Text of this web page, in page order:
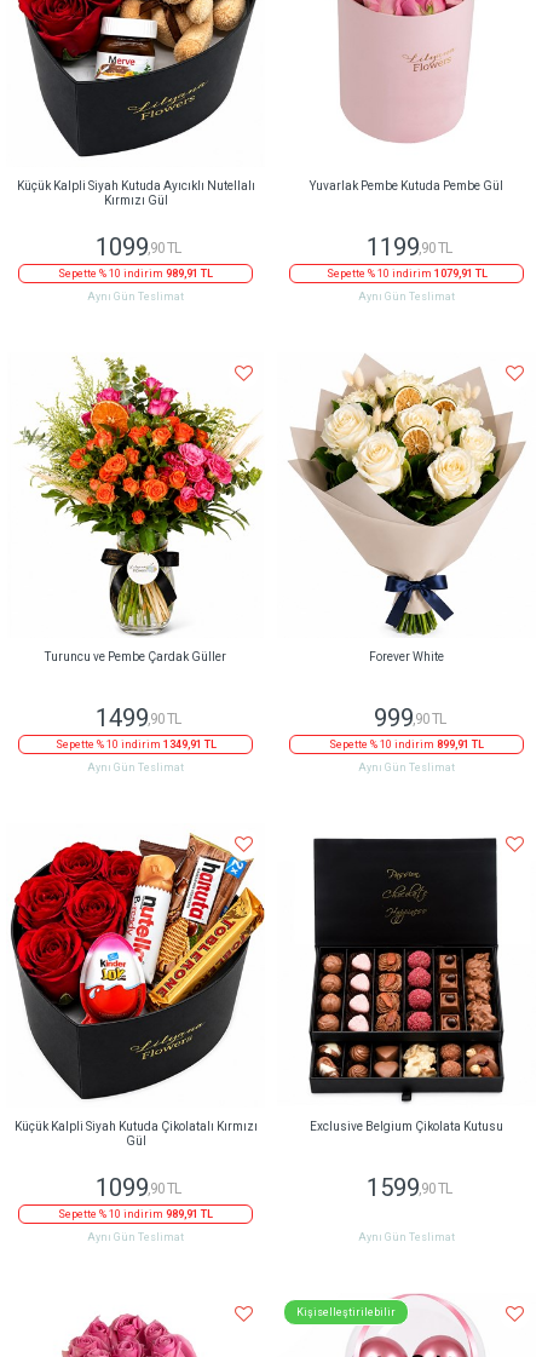
Küçük Kalpli Siyah Kutuda Ayıcıklı Nutellalı
Kırmızı Gül
1099,90 TL
Sepette % 10 indirim 989,91 TL
Aynı Gün Teslimat
Yuvarlak Pembe Kutuda Pembe Gül
1199,90 TL
Sepette % 10 indirim 1079,91 TL
Aynı Gün Teslimat
Turuncu ve Pembe Çardak Güller
1499 ,90 TL
Sepette % 10 indirim 1349,91 TL
Aynı Gün Teslimat
Forever White
999,90 TL
Sepette % 10 indirim 899,91 TL
Aynı Gün Teslimat
Küçük Kalpli Siyah Kutuda Çikolatalı Kırmızı
Gül
1099,90 TL
Sepette % 10 indirim 989,91 TL
Aynı Gün Teslimat
Exclusive Belgium Çikolata Kutusu
1599,90 TL
Aynı Gün Teslimat
Kişiselleştirilebilir